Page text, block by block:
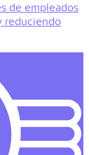
de empleados
reduciendo